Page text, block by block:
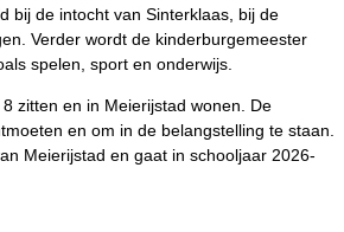
bij de intocht van Sinterklaas, bij de
Verder wordt de kinderburgemeester
spelen, sport en onderwijs.
zitten en in Meierijstad wonen. De
en om in de belangstelling te staan.
Meierijstad en gaat in schooljaar 2026-